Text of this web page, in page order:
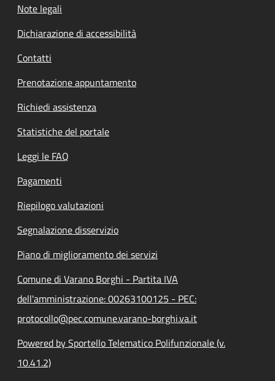
Note legali
Dichiarazione di accessibilità
Contatti
Prenotazione appuntamento
Richiedi assistenza
Statistiche del portale
Leggi le FAQ
Pagamenti
Riepilogo valutazioni
Segnalazione disservizio
Piano di miglioramento dei servizi
Comune di Varano Borghi - Partita IVA
dell'amministrazione: 00263100125 - PEC:
protocollo@pec.comune.varano-borghi.va.it
Powered by Sportello Telematico Polifunzionale (v.
10.41.2)